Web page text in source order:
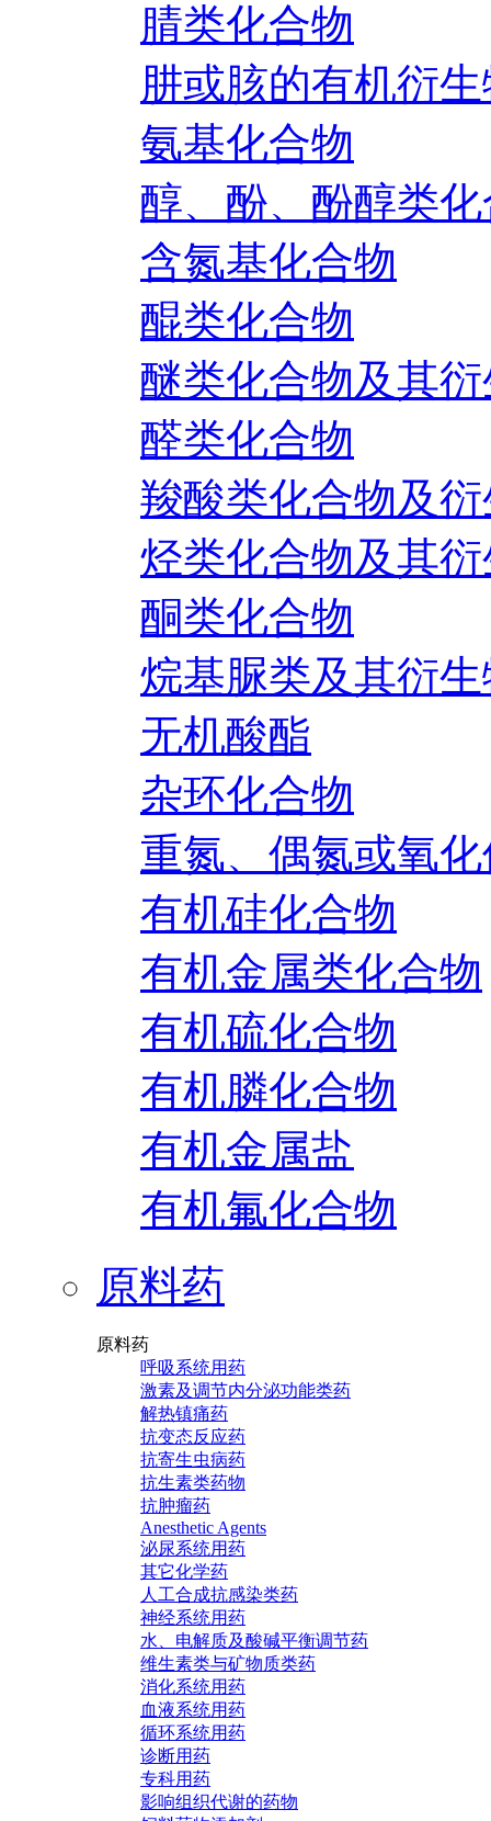
腈类化合物
肼或胲的有机衍
氨基化合物
醇、酚、酚醇类
含氮基化合物
醌类化合物
醚类化合物及其
醛类化合物
羧酸类化合物及
烃类化合物及其
酮类化合物
烷基脲类及其衍
无机酸酯
杂环化合物
重氮、偶氮或氧
有机硅化合物
有机金属类化合物
有机硫化合物
有机膦化合物
有机金属盐
有机氟化合物
原料药
原料药
呼吸系统用药
激素及调节内分泌功能类药
解热镇痛药
抗变态反应药
抗寄生虫病药
抗生素类药物
抗肿瘤药
Anesthetic Agents
泌尿系统用药
其它化学药
人工合成抗感染类药
神经系统用药
水、电解质及酸碱平衡调节药
维生素类与矿物质类药
消化系统用药
血液系统用药
循环系统用药
诊断用药
专科用药
影响组织代谢的药物